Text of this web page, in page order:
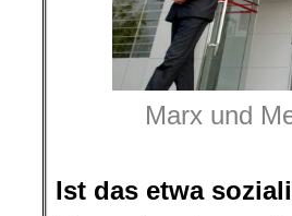
Marx und
Ist das etwa